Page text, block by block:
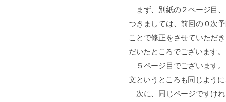
まず、別紙の２ページ目
つきましては、前回の０次
ことで修正をさせていただ
だいたところでございます。
５ページ目でございます
文というところも同じよう
次に、同じページですけ